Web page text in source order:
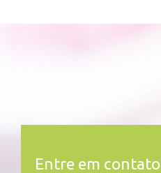
Entre em contato